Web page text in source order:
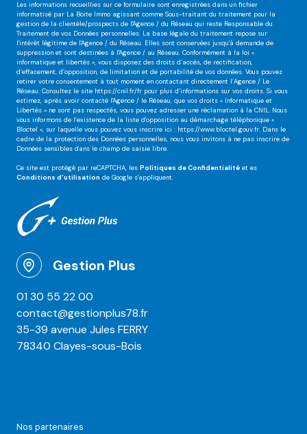
Les informations recueillies sur ce formulaire sont enregistrées dans un fichier
informatisé par La Boite Immo agissant comme Sous-traitant du traitement pour la
gestion de la clientèle/prospects de l'Agence / du Réseau qui reste Responsable du
Traitement de vos Données personnelles. La base légale du traitement repose sur
l'intérêt légitime de l'Agence / du Réseau. Elles sont conservées jusqu'à demande de
suppression et sont destinées à l'Agence / au Réseau. Conformément à la loi «
informatique et libertés », vous disposez des droits d’accès, de rectification,
d’effacement, d’opposition, de limitation et de portabilité de vos données. Vous pouvez
retirer votre consentement à tout moment en contactant directement l’Agence / Le
Réseau. Consultez le site https://cnil.fr/fr pour plus d’informations sur vos droits. Si vous
estimez, après avoir contacté l'Agence / le Réseau, que vos droits « Informatique et
Libertés » ne sont pas respectés, vous pouvez adresser une réclamation à la CNIL. Nous
vous informons de l’existence de la liste d'opposition au démarchage téléphonique «
Bloctel », sur laquelle vous pouvez vous inscrire ici : https://www.bloctel.gouv.fr. Dans le
cadre de la protection des Données personnelles, nous vous invitons à ne pas inscrire de
Données sensibles dans le champ de saisie libre.
Ce site est protégé par reCAPTCHA, les Politiques de Confidentialité et es
Conditions d'utilisation de Google s'appliquent.
Gestion Plus
01 30 55 22 00
contact@gestionplus78.fr
35-39 avenue Jules FERRY
78340 Clayes-sous-Bois
Nos partenaires